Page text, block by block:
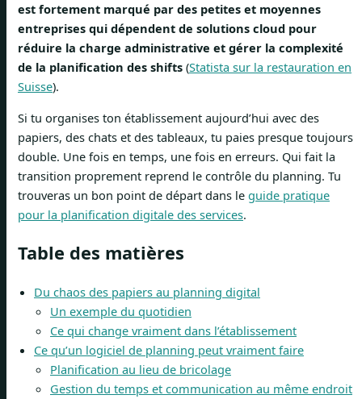
est fortement marqué par des petites et moyennes
entreprises qui dépendent de solutions cloud pour
réduire la charge administrative et gérer la complexité
de la planification des shifts (Statista sur la restauration en
Suisse).
Si tu organises ton établissement aujourd’hui avec des
papiers, des chats et des tableaux, tu paies presque toujours
double. Une fois en temps, une fois en erreurs. Qui fait la
transition proprement reprend le contrôle du planning. Tu
trouveras un bon point de départ dans le guide pratique
pour la planification digitale des services.
Table des matières
Du chaos des papiers au planning digital
Un exemple du quotidien
Ce qui change vraiment dans l’établissement
Ce qu’un logiciel de planning peut vraiment faire
Planification au lieu de bricolage
Gestion du temps et communication au même endroit